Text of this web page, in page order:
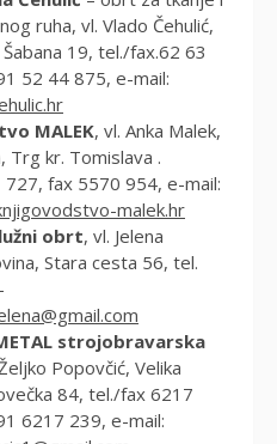
ruha, vl. Vlado Čehulić,
Šabana 19, tel./fax.62 63
52 44 875, e-mail:
MALEK, vl. Anka Malek,
Trg kr. Tomislava .
fax 5570 954, e-mail:
malek.hr
obrt, vl. Jelena
Stara cesta 56, tel.
METAL strojobravarska
Popovčić, Velika
84, tel./fax 6217
6217 239, e-mail: